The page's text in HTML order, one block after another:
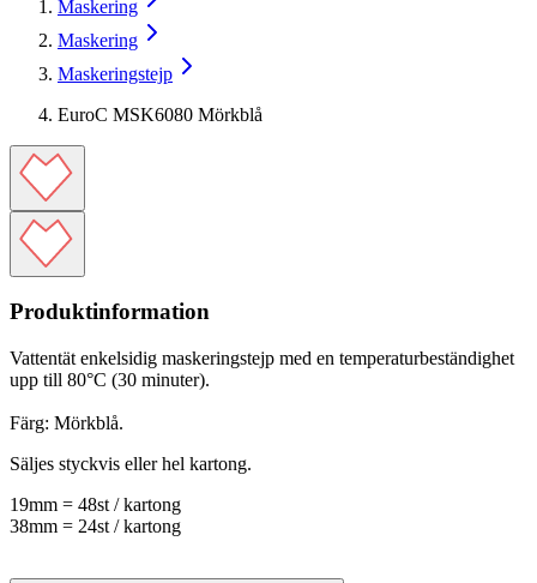
Maskering
Maskering
Maskeringstejp
EuroC MSK6080 Mörkblå
Produktinformation
Vattentät enkelsidig maskeringstejp med en temperaturbeständighet
upp till 80°C (30 minuter).
Färg: Mörkblå.
Säljes styckvis eller hel kartong.
19mm = 48st / kartong
38mm = 24st / kartong